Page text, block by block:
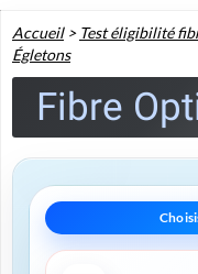
Accueil> Test éligibilité
Égletons
Fibre